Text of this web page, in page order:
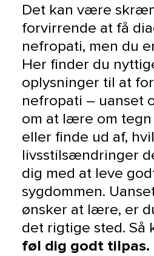
Det kan være
forvirrende at få
nefropati, men du
Her finder du
oplysninger til at
nefropati – uanset
om at lære om
eller finde ud af,
livsstilsændringer
dig med at leve
sygdommen.
ønsker at lære, er
det rigtige sted. Så
føl dig godt tilpas.